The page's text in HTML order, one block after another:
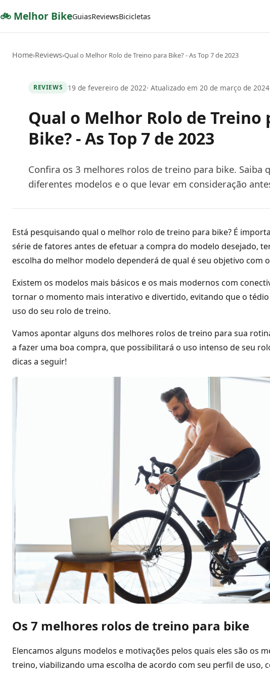
🚲 Melhor BikeGuiasReviewsBicicletas
Home›Reviews›Qual o Melhor Rolo de Treino para Bike? - As Top 7 de 2023
REVIEWS 19 de fevereiro de 2022· Atualizado em 20 de março de 2024
Qual o Melhor Rolo de Treino
Bike? - As Top 7 de 2023
Confira os 3 melhores rolos de treino para bike. Saiba
diferentes modelos e o que levar em consideração
Está pesquisando qual o melhor rolo de treino para bike? É
série de fatores antes de efetuar a compra do modelo desejado,
escolha do melhor modelo dependerá de qual é seu objetivo com
Existem os modelos mais básicos e os mais modernos com
tornar o momento mais interativo e divertido, evitando que o
uso do seu rolo de treino.
Vamos apontar alguns dos melhores rolos de treino para sua
a fazer uma boa compra, que possibilitará o uso intenso de seu
dicas a seguir!
Os 7 melhores rolos de treino para bike
Elencamos alguns modelos e motivações pelos quais eles são os
treino, viabilizando uma escolha de acordo com seu perfil de uso,